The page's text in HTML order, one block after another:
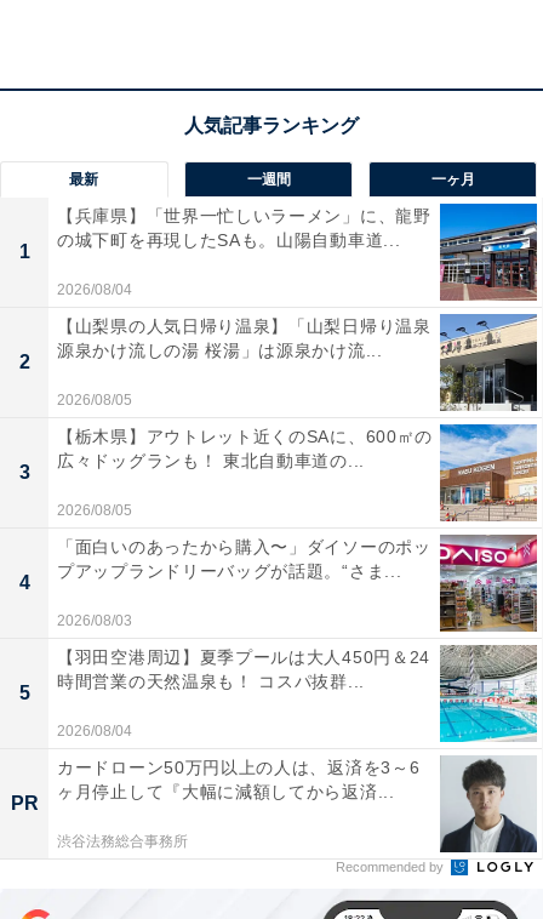
1. クレイジークレイジーマッド チョコレート（税
込330円）
最新 一週間 一ヶ月
1
【兵庫県】「世界一忙しいラーメン」に、龍野
の城下町を再現したSAも。山陽自動車道...
2026/08/04
2
【山梨県の人気日帰り温泉】「山梨日帰り温泉
源泉かけ流しの湯 桜湯」は源泉かけ流...
2026/08/05
3
【栃木県】アウトレット近くのSAに、600㎡の
広々ドッグランも！ 東北自動車道の...
2026/08/05
4
「面白いのあったから購入〜」ダイソーのポッ
プアップランドリーバッグが話題。“さま...
2026/08/03
5
【羽田空港周辺】夏季プールは大人450円＆24
時間営業の天然温泉も！ コスパ抜群...
2026/08/04
PR
カードローン50万円以上の人は、返済を3～6
ヶ月停止して『大幅に減額してから返済...
渋谷法務総合事務所
Recommended by